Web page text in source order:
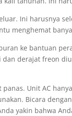
Ini harusnya
menghemat
ke bantuan
derajat freon
Unit AC
Bicara
yakin bahwa